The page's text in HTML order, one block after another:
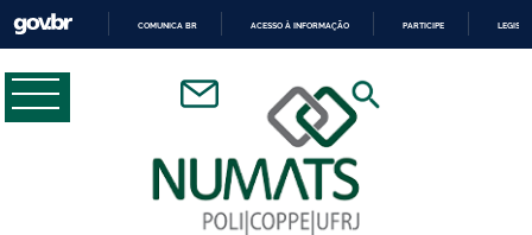
CONTEÚDO
COMUNICA BR ACESSO À INFORMAÇÃO PARTICIPE